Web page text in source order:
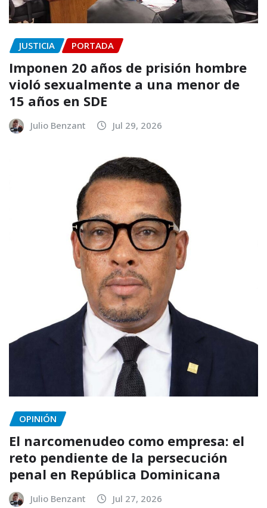
JUSTICIA PORTADA
Imponen 20 años de prisión hombre
violó sexualmente a una menor de
15 años en SDE
Julio Benzant Jul 29, 2026
OPINIÓN
El narcomenudeo como empresa: el
reto pendiente de la persecución
penal en República Dominicana
Julio Benzant Jul 27, 2026